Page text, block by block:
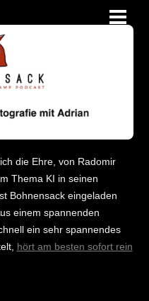
die Ehre, von Radomir
Thema KI in seinen
Bohnensack eingeladen
einem spannenden
ein sehr spannendes
hört am besten sofort rein